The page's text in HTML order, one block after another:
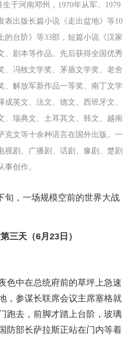
生于河南邓州，1970年从军。1979
表出版长篇小说《走出盆地》等10
的台阶》等33部，短篇小说《汉家
、剧本等作品。先后获得全国优秀
、冯牧文学奖、茅盾文学奖、老舍
、解放军新作品一等奖、南丁文学
英文、法文、德文、西班牙文、
、瑞典文、土耳其文、韩文、越南
克文等十余种语言在国外出版。一
视剧、广播剧、话剧、豫剧、楚剧
事创作。
旬，一场规模空前的世界大战
三天（6月23日）
色中在总统府前的草坪上急速
，参谋长联席会议主席塞格就
跑去，前脚才踏上台阶，玻璃
防部长萨拉斯正站在门内等着